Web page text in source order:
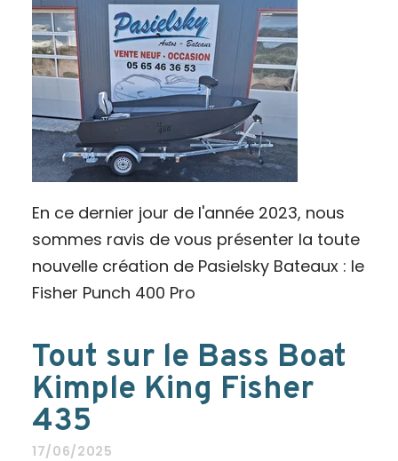
En ce dernier jour de l'année 2023, nous
sommes ravis de vous présenter la toute
nouvelle création de Pasielsky Bateaux : le
Fisher Punch 400 Pro
Tout sur le Bass Boat
Kimple King Fisher
435
17/06/2025